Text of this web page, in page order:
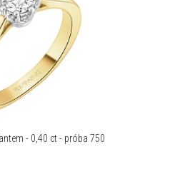
- 0,40 ct - próba 750